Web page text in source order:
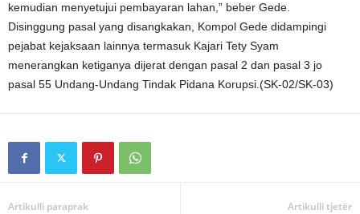
kemudian menyetujui pembayaran lahan,” beber Gede.
Disinggung pasal yang disangkakan, Kompol Gede didampingi
pejabat kejaksaan lainnya termasuk Kajari Tety Syam
menerangkan ketiganya dijerat dengan pasal 2 dan pasal 3 jo
pasal 55 Undang-Undang Tindak Pidana Korupsi.(SK-02/SK-03)
Artikulli paraprak Artikulli tjetër